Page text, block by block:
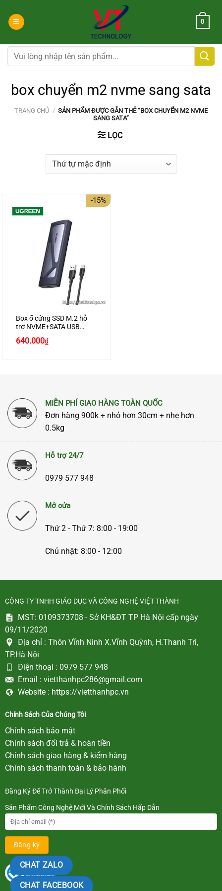
đến
dung
0
Tìm
kiếm:
box chuyển m2 nvme sang sata
TRANG CHỦ / SẢN PHẨM ĐƯỢC GẮN THẺ “BOX CHUYỂN M2 NVME
SANG SATA”
LỌC
-15%
Box ổ cứng SSD M.2 hỗ
trợ NVME+SATA USB
10Gbps Ugreen 90264
Giá
640.000₫Giá
hiện
MIỄN PHÍ GIAO HÀNG TOÀN QUỐC
Đơn hàng 900k + nhỏ hơn 30cm + nhẹ hơn
0.5kg
Hỗ trợ 24/7
0979 577 948
Mở cửa
Thứ 2 - Thứ 7: 8:00 - 19:00
Chủ nhật: 8:00 - 12:00
CÔNG TY TNHH GIÁO DỤC VÀ CÔNG NGHỆ VIỆT THÀNH
MST: 0109373708 - Sở KH&ĐT TP Hà Nội cấp ngày
09/11/2020
Địa chỉ : Thôn Vĩnh Ninh X.Vĩnh Quỳnh, H.Thanh Trì,
TP.Hà Nội
Điện thoại : 0979 577 948
Email : vietthanhpc286@gmail.com
Website : https://vietthanhpc.vn
Chính Sách Của Chúng Tôi
Chính sách bảo mật
Chính sách đổi trả & hoàn tiền
Chính sách giao hàng & kiểm hàng
Chính sách thanh toán & bảo hành
Đăng Ký Để Trở Thành Đại Lý Phân Phối
Sản Phẩm Công Nghệ Mới Và Chính Sách Hấp Dẫn
CHAT ZALO
CHAT FACEBOOK